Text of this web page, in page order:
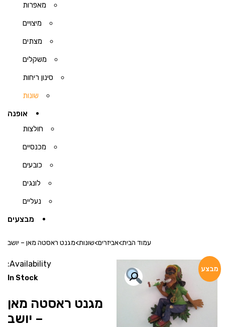
מאפרות
מיצויים
מצתים
משקלים
סינון ריחות
שונות
אופנה
חולצות
מכנסיים
כובעים
לונגים
נעליים
מבצעים
עמוד הבית>אביזרים>שונות>מגנט ראסטה מאן – יושב
מבצע
Availability:
In Stock
מגנט ראסטה מאן
– יושב